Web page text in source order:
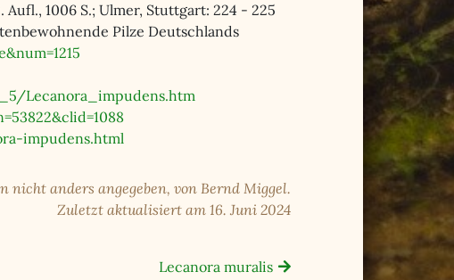
1006 S.; Ulmer, Stuttgart: 224 - 225
Pilze Deutschlands
Lecanora_impudens.htm
impudens.html
nicht anders angegeben, von Bernd Miggel.
Zuletzt aktualisiert am 16. Juni 2024
Lecanora muralis